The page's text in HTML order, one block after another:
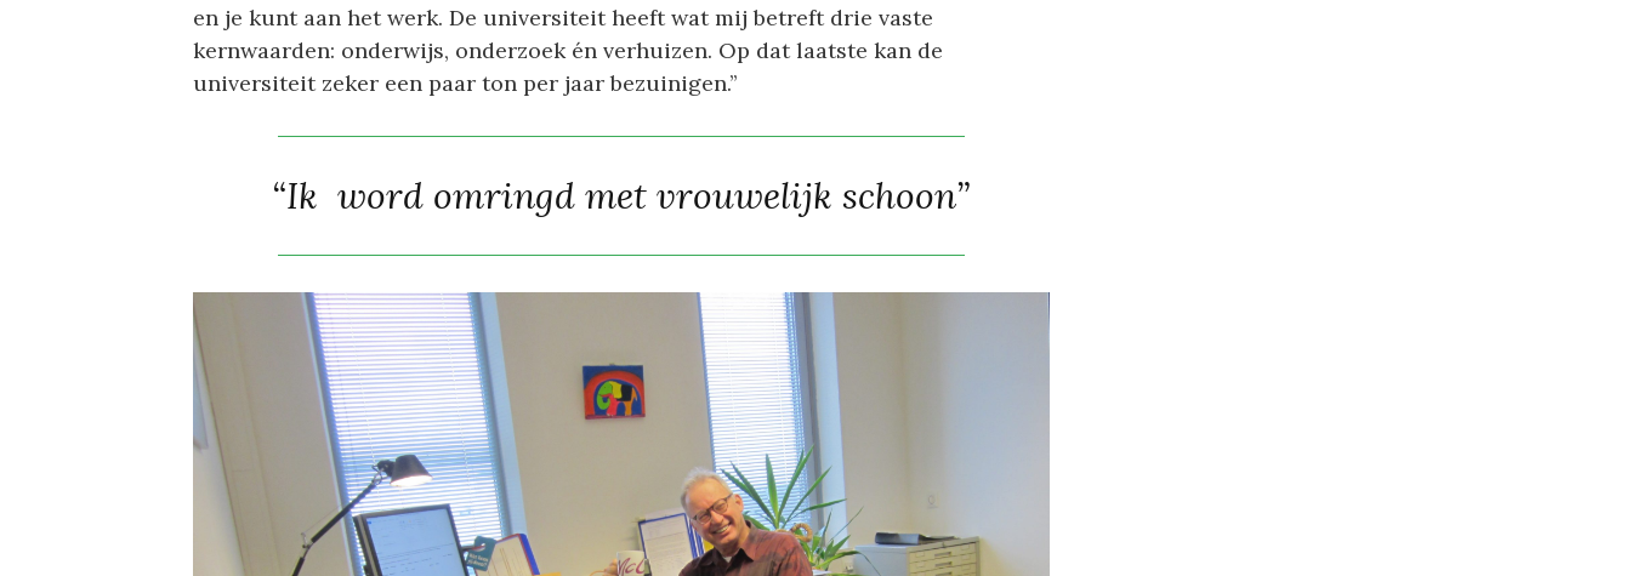
en je kunt aan het werk. De universiteit heeft wat mij betreft drie vaste
kernwaarden: onderwijs, onderzoek én verhuizen. Op dat laatste kan de
universiteit zeker een paar ton per jaar bezuinigen.’’
“Ik word omringd met vrouwelijk schoon”